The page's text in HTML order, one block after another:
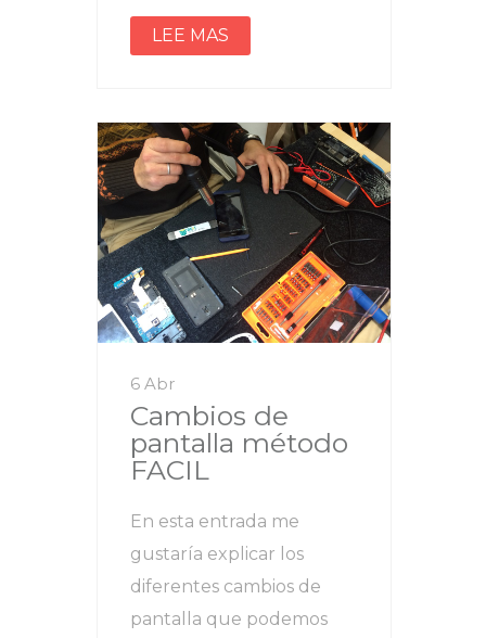
LEE MAS
6 Abr
Cambios de
pantalla método
FACIL
En esta entrada me
gustaría explicar los
diferentes cambios de
pantalla que podemos